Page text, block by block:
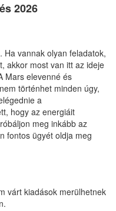
2026
Ha vannak olyan feladatok,
akkor most van itt az ideje
Mars elevenné és
történhet minden úgy,
a
hogy az energiáit
meg inkább az
fontos ügyét oldja meg
várt kiadások merülhetnek